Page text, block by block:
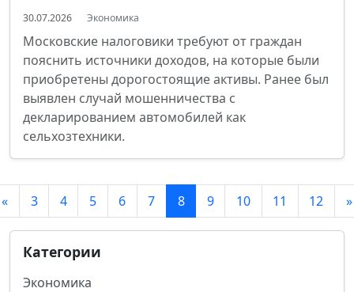
30.07.2026 Экономика
Московские налоговики требуют от граждан
пояснить источники доходов, на которые были
приобретены дорогостоящие активы. Ранее был
выявлен случай мошенничества с
декларированием автомобилей как
сельхозтехники.
« 3 4 5 6 7 8 9 10 11 12 »
Категории
Экономика